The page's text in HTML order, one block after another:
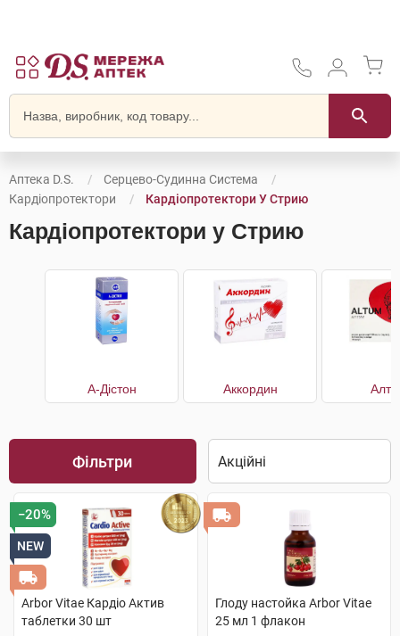
Аптека D.S.
Серцево-Судинна Система
Кардіопротектори
Кардіопротектори У Стрию
Кардіопротектори у Стрию
А-Дістон Аккордин
Фільтри
−20%
NEW
Arbor Vitae Кардіо Актив
таблетки 30 шт
Глоду настойка Arbor Vitae
25 мл 1 флакон